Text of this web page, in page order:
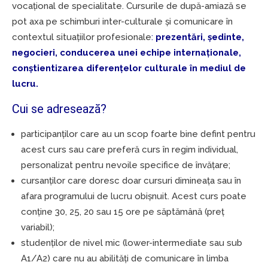
vocațional de specialitate. Cursurile de după-amiază se
pot axa pe schimburi inter-culturale și comunicare în
contextul situațiilor profesionale: prezentări, ședinte,
negocieri, conducerea unei echipe internaționale,
conștientizarea diferențelor culturale în mediul de
lucru.
Cui se adresează?
participanților care au un scop foarte bine defint pentru
acest curs sau care preferă curs în regim individual,
personalizat pentru nevoile specifice de învățare;
cursanților care doresc doar cursuri dimineața sau în
afara programului de lucru obişnuit. Acest curs poate
conține 30, 25, 20 sau 15 ore pe săptămână (preț
variabil);
studenților de nivel mic (lower-intermediate sau sub
A1/A2) care nu au abilități de comunicare în limba